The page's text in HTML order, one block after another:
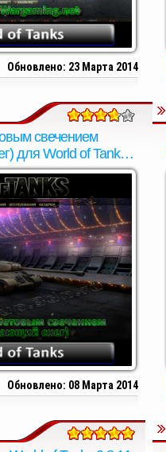
Обновлено: 23 Марта 2014
свечением
для World of Tanks
Обновлено: 08 Марта 2014